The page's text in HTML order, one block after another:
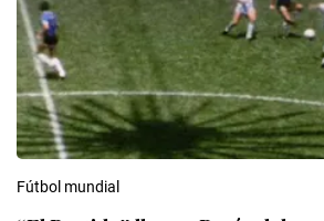
Fútbol mundial